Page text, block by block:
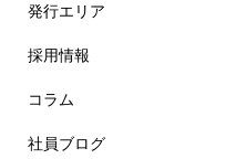
発行エリア
採用情報
コラム
社員ブログ